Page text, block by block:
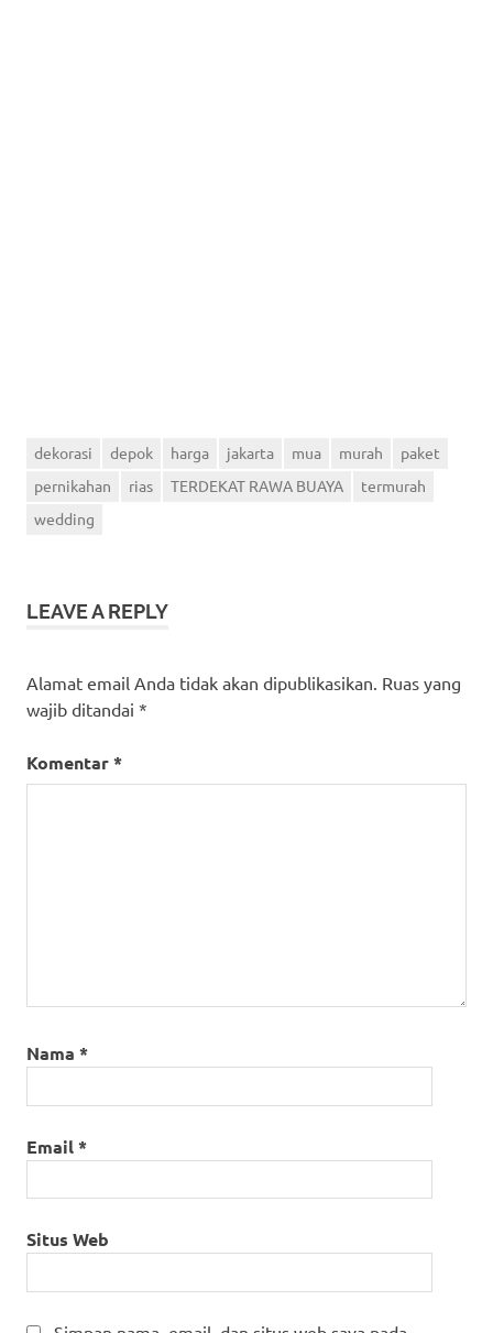
dekorasi depok harga jakarta mua murah
paket
pernikahan
rias TERDEKAT RAWA BUAYA
termurah
wedding
LEAVE A REPLY
Alamat email Anda tidak akan dipublikasikan. Ruas yang
wajib ditandai *
Komentar*
Nama *
Email*
Situs Web